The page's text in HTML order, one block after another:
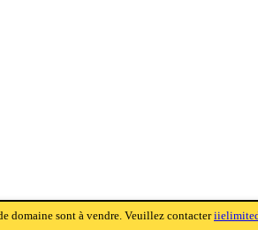
domaine sont à vendre. Veuillez contacter